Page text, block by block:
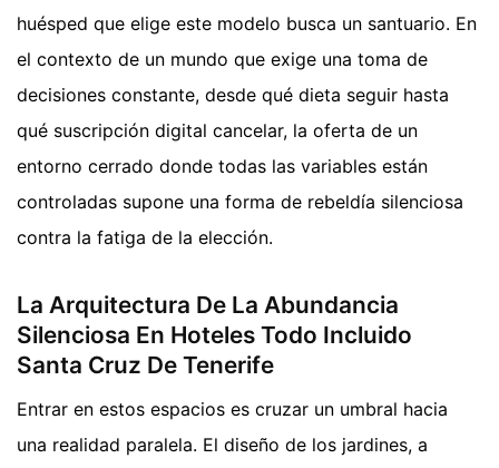
huésped que elige este modelo busca un santuario. En
el contexto de un mundo que exige una toma de
decisiones constante, desde qué dieta seguir hasta
qué suscripción digital cancelar, la oferta de un
entorno cerrado donde todas las variables están
controladas supone una forma de rebeldía silenciosa
contra la fatiga de la elección.
La Arquitectura De La Abundancia
Silenciosa En Hoteles Todo Incluido
Santa Cruz De Tenerife
Entrar en estos espacios es cruzar un umbral hacia
una realidad paralela. El diseño de los jardines, a